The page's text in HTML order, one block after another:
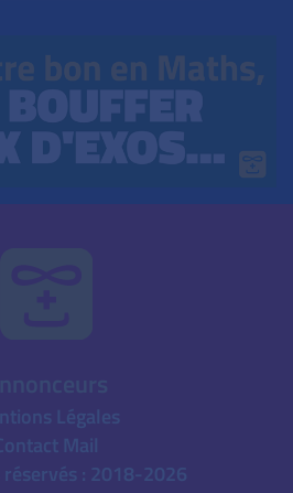
Légales
Mail
: 2018-2026